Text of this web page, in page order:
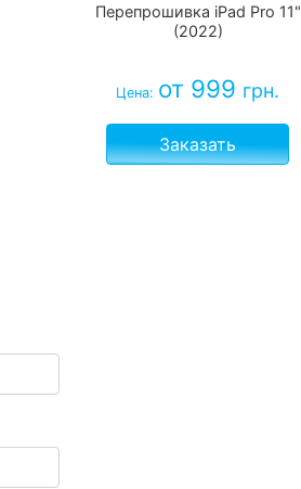
Перепрошивка iPad Pro 11"
(2022)
Цена: от 999 грн.
Заказать